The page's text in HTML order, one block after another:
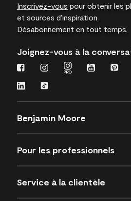
Inscrivez-vous pour obtenir les
et sources d’inspiration.
Désabonnement en tout temps.
Joignez-vous à la
Benjamin Moore
Pour les professionnels
Service à la clientèle